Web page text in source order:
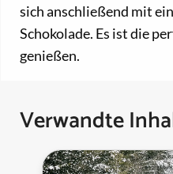
sich anschließend mit
Schokolade. Es ist die
genießen.
Verwandte